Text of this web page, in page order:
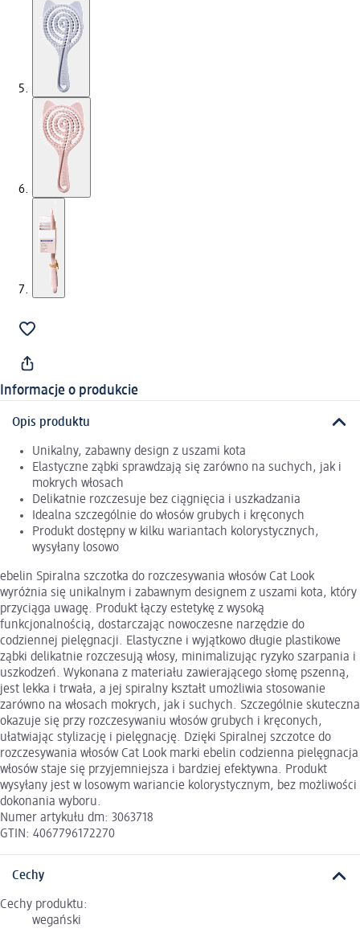
Informacje o produkcie
Opis produktu
Unikalny, zabawny design z uszami kota
Elastyczne ząbki sprawdzają się zarówno na suchych, jak i
mokrych włosach
Delikatnie rozczesuje bez ciągnięcia i uszkadzania
Idealna szczególnie do włosów grubych i kręconych
Produkt dostępny w kilku wariantach kolorystycznych,
wysyłany losowo
ebelin Spiralna szczotka do rozczesywania włosów Cat Look
wyróżnia się unikalnym i zabawnym designem z uszami kota, który
przyciąga uwagę. Produkt łączy estetykę z wysoką
funkcjonalnością, dostarczając nowoczesne narzędzie do
codziennej pielęgnacji. Elastyczne i wyjątkowo długie plastikowe
ząbki delikatnie rozczesują włosy, minimalizując ryzyko szarpania i
uszkodzeń. Wykonana z materiału zawierającego słomę pszenną,
jest lekka i trwała, a jej spiralny kształt umożliwia stosowanie
zarówno na włosach mokrych, jak i suchych. Szczególnie skuteczna
okazuje się przy rozczesywaniu włosów grubych i kręconych,
ułatwiając stylizację i pielęgnację. Dzięki Spiralnej szczotce do
rozczesywania włosów Cat Look marki ebelin codzienna pielęgnacja
włosów staje się przyjemniejsza i bardziej efektywna. Produkt
wysyłany jest w losowym wariancie kolorystycznym, bez możliwości
dokonania wyboru.
Numer artykułu dm: 3063718
GTIN: 4067796172270
Cechy
Cechy produktu:
wegański